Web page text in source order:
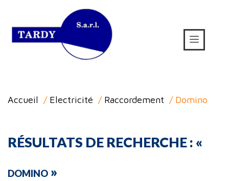
Accueil / Electricité / Raccordement / Domino
RÉSULTATS DE RECHERCHE : «
DOMINO »